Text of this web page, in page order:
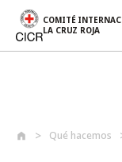
COMITÉ
LA CRUZ ROJA
Qué hacemos